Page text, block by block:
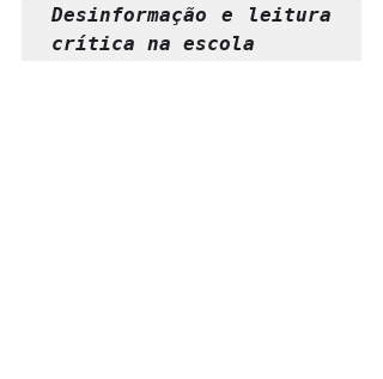
Desinformação e leitura
crítica na escola